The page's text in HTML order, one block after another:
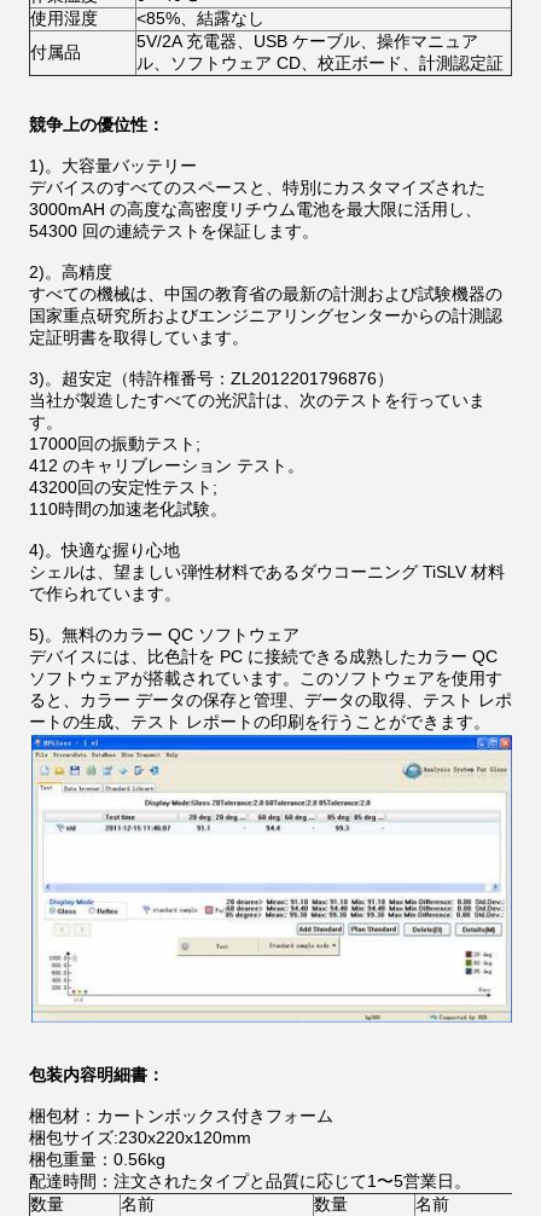
使用湿度
<85%、結露なし
付属品
5V/2A 充電器、USB ケーブル、操作マニュア
ル、ソフトウェア CD、校正ボード、計測認定証
競争上の優位性：
1)。大容量バッテリー
デバイスのすべてのスペースと、特別にカスタマイズされた
3000mAH の高度な高密度リチウム電池を最大限に活用し、
54300 回の連続テストを保証します。
2)。高精度
すべての機械は、中国の教育省の最新の計測および試験機器の
国家重点研究所およびエンジニアリングセンターからの計測認
定証明書を取得しています。
3)。超安定（特許権番号：ZL2012201796876）
当社が製造したすべての光沢計は、次のテストを行っていま
す。
17000回の振動テスト;
412 のキャリブレーション テスト。
43200回の安定性テスト;
110時間の加速老化試験。
4)。快適な握り心地
シェルは、望ましい弾性材料であるダウコーニング TiSLV 材料
で作られています。
5)。無料のカラー QC ソフトウェア
デバイスには、比色計を PC に接続できる成熟したカラー QC
ソフトウェアが搭載されています。このソフトウェアを使用す
ると、カラー データの保存と管理、データの取得、テスト レポ
ートの生成、テスト レポートの印刷を行うことができます。
包装内容明細書：
梱包材：カートンボックス付きフォーム
梱包サイズ:230x220x120mm
梱包重量：0.56kg
配達時間：注文されたタイプと品質に応じて1〜5営業日。
数量
名前 数量
名前